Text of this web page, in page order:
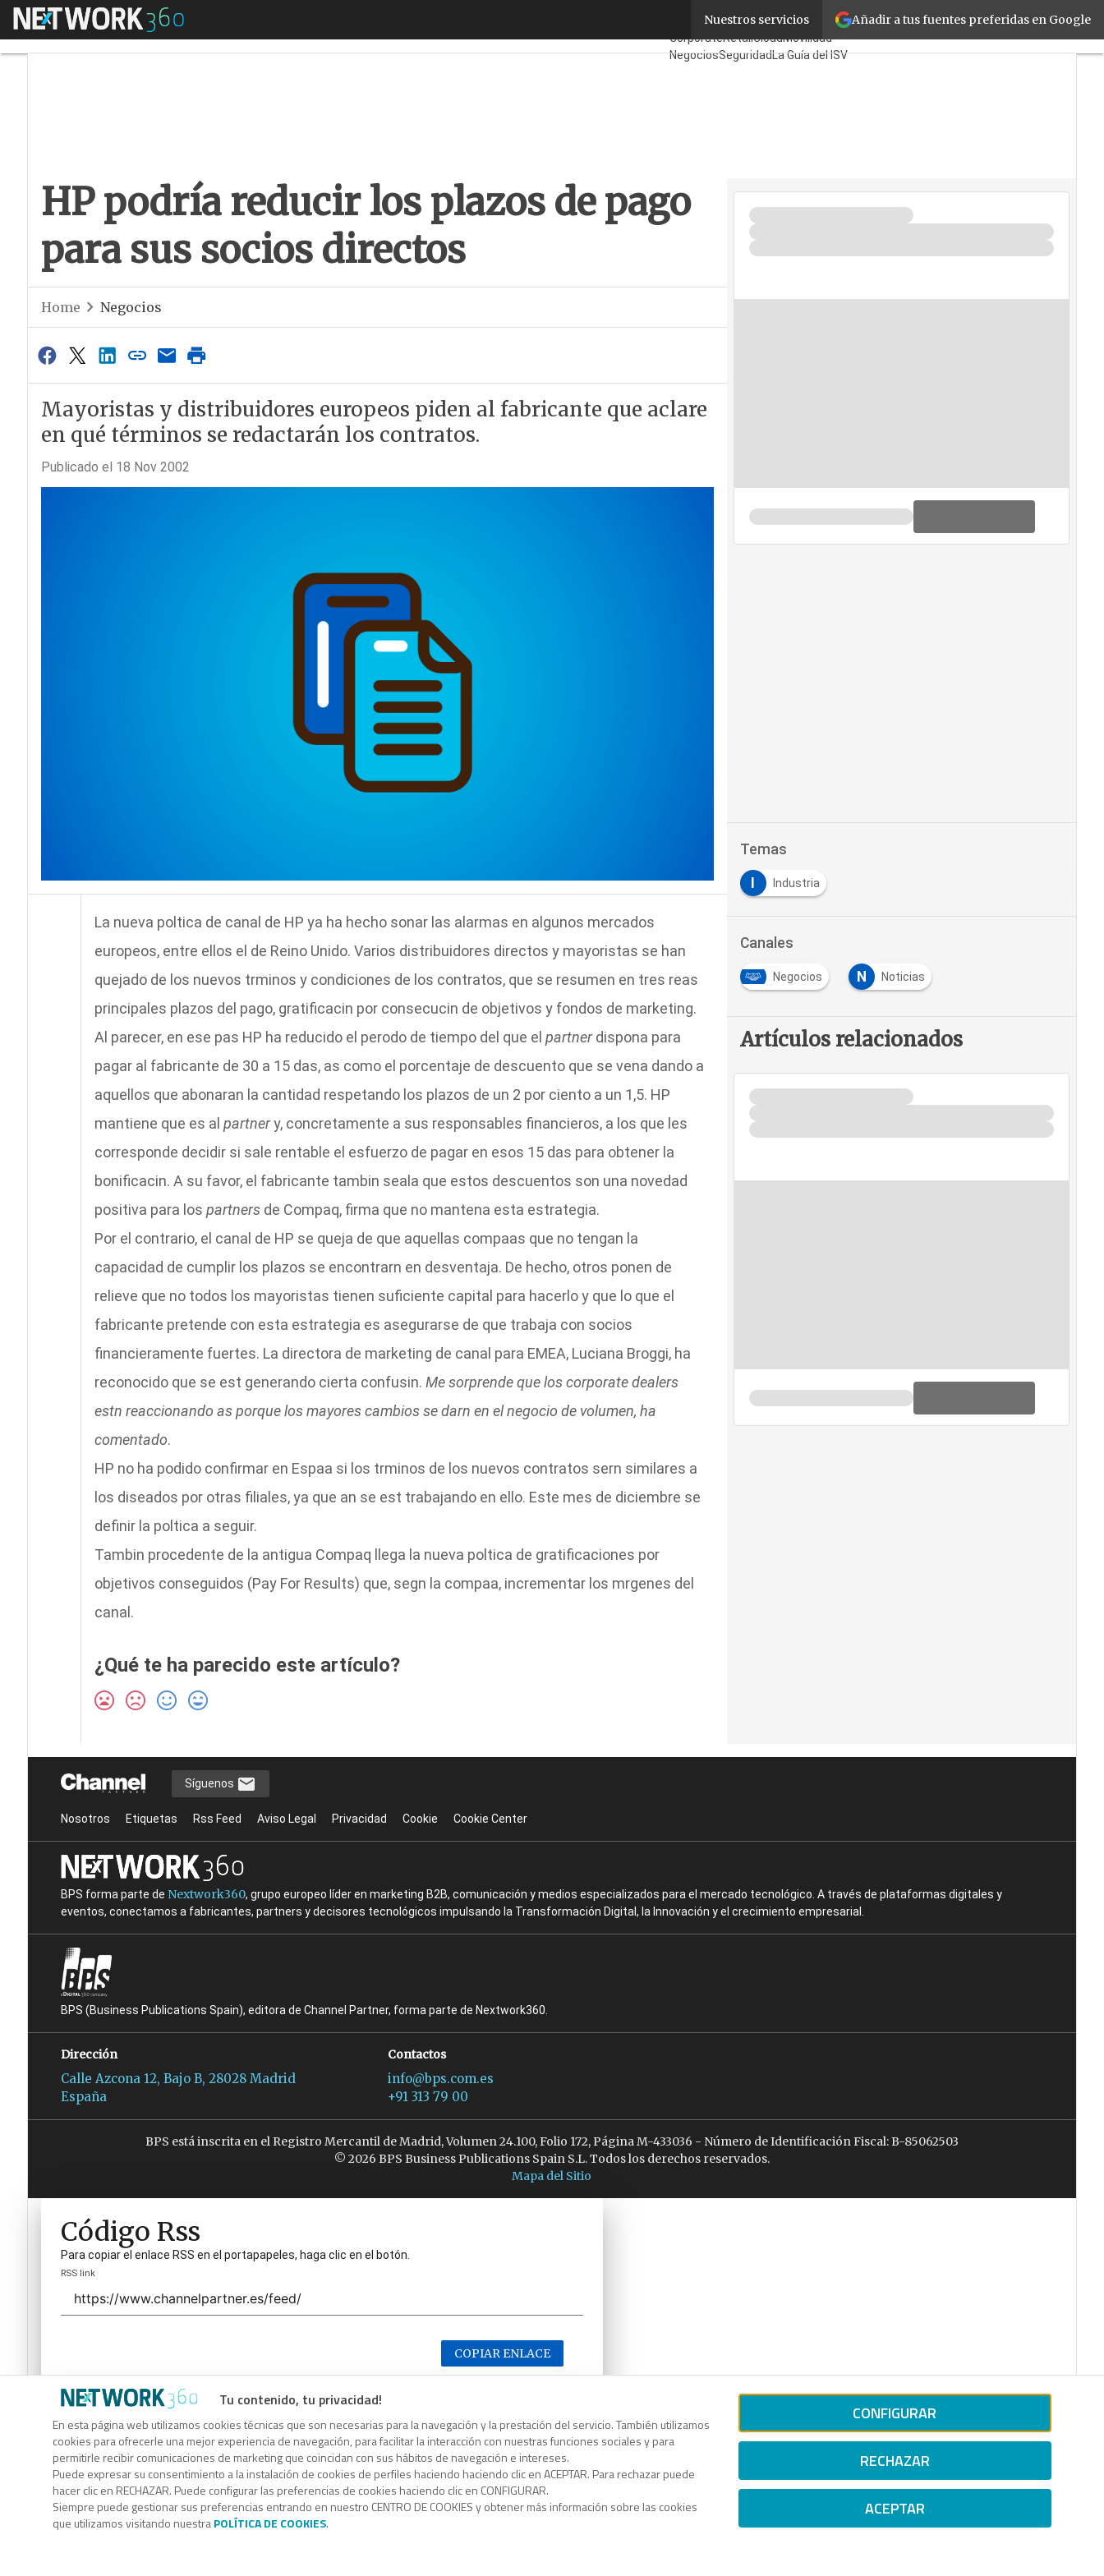
Añadir a tus fuentes preferidas en Google
Nuestros servicios
Menú FabricantesMayoristasTicPymes
CorporateRetailCloudMovilidad
NegociosSeguridadLa Guía del ISV
HP podría reducir los plazos de pago
para sus socios directos
Home Negocios
Mayoristas y distribuidores europeos piden al fabricante que aclare
en qué términos se redactarán los contratos.
Publicado el 18 Nov 2002
La nueva poltica de canal de HP ya ha hecho sonar las alarmas en algunos mercados
europeos, entre ellos el de Reino Unido. Varios distribuidores directos y mayoristas se han
quejado de los nuevos trminos y condiciones de los contratos, que se resumen en tres reas
principales plazos del pago, gratificacin por consecucin de objetivos y fondos de marketing.
Al parecer, en ese pas HP ha reducido el perodo de tiempo del que el partnerdispona para
pagar al fabricante de 30 a 15 das, as como el porcentaje de descuento que se vena dando a
aquellos que abonaran la cantidad respetando los plazos de un 2 por ciento a un 1,5. HP
mantiene que es al partnery, concretamente a sus responsables financieros, a los que les
corresponde decidir si sale rentable el esfuerzo de pagar en esos 15 das para obtener la
bonificacin. A su favor, el fabricante tambin seala que estos descuentos son una novedad
positiva para los partnersde Compaq, firma que no mantena esta estrategia.
Por el contrario, el canal de HP se queja de que aquellas compaas que no tengan la
capacidad de cumplir los plazos se encontrarn en desventaja. De hecho, otros ponen de
relieve que no todos los mayoristas tienen suficiente capital para hacerlo y que lo que el
fabricante pretende con esta estrategia es asegurarse de que trabaja con socios
financieramente fuertes. La directora de marketing de canal para EMEA, Luciana Broggi, ha
reconocido que se est generando cierta confusin. Me sorprende que los corporate dealers
estn reaccionando as porque los mayores cambios se darn en el negocio de volumen, ha
comentado.
HP no ha podido confirmar en Espaa si los trminos de los nuevos contratos sern similares a
los diseados por otras filiales, ya que an se est trabajando en ello. Este mes de diciembre se
definir la poltica a seguir.
Tambin procedente de la antigua Compaq llega la nueva poltica de gratificaciones por
objetivos conseguidos (Pay For Results) que, segn la compaa, incrementar los mrgenes del
canal.
¿Qué te ha parecido este artículo?
Temas
Industria
Canales
Negocios N Noticias
Artículos relacionados
Tu contenido, tu privacidad!
En esta página web utilizamos cookies técnicas que son necesarias para la navegación y la prestación del servicio. También utilizamos
cookies para ofrecerle una mejor experiencia de navegación, para facilitar la interacción con nuestras funciones sociales y para
permitirle recibir comunicaciones de marketing que coincidan con sus hábitos de navegación e intereses.
Puede expresar su consentimiento a la instalación de cookies de perfiles haciendo haciendo clic en ACEPTAR. Para rechazar puede
hacer clic en RECHAZAR. Puede configurar las preferencias de cookies haciendo clic en CONFIGURAR.
Siempre puede gestionar sus preferencias entrando en nuestro CENTRO DE COOKIES y obtener más información sobre las cookies
que utilizamos visitando nuestraPOLÍTICA DE COOKIES.
CONFIGURAR
RECHAZAR
ACEPTAR
Síguenos
Nosotros Etiquetas Rss Feed Aviso Legal Privacidad Cookie Cookie Center
BPS forma parte de Nextwork360, grupo europeo líder en marketing B2B, comunicación y medios especializados para el mercado tecnológico. A través de plataformas digitales y
eventos, conectamos a fabricantes, partners y decisores tecnológicos impulsando la Transformación Digital, la Innovación y el crecimiento empresarial.
BPS (Business Publications Spain), editora de Channel Partner, forma parte de Nextwork360.
Dirección
Calle Azcona 12, Bajo B, 28028 Madrid
España
Contactos
info@bps.com.es
+91 313 79 00
BPS está inscrita en el Registro Mercantil de Madrid, Volumen 24.100, Folio 172, Página M-433036 - Número de Identificación Fiscal: B-85062503
© 2026 BPS Business Publications Spain S.L. Todos los derechos reservados.
Mapa del Sitio
Código Rss
Para copiar el enlace RSS en el portapapeles, haga clic en el botón.
RSS link
COPIAR ENLACE
Código Rss
Para copiar el enlace RSS en el portapapeles, haga clic en el botón.